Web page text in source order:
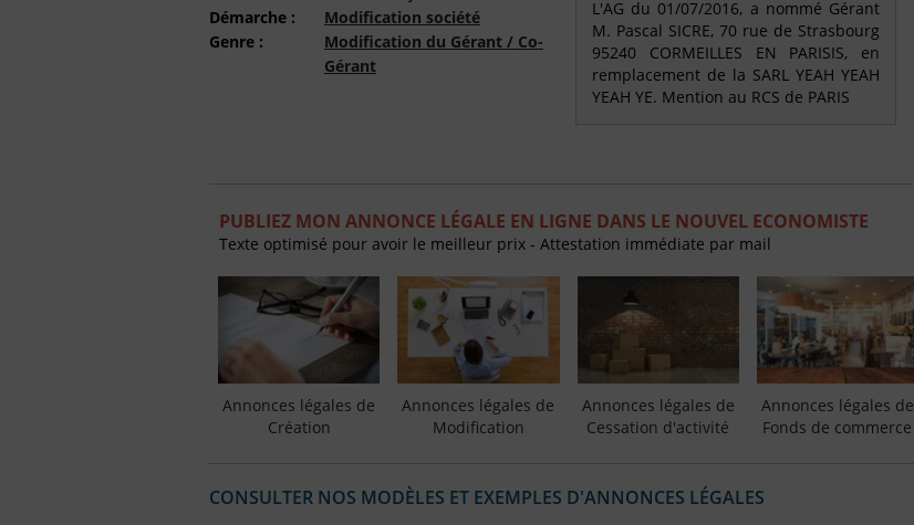
Démarche :
Modification société
Genre :
Modification du Gérant / Co-
Gérant
L'AG du 01/07/2016, a nommé Gérant
M. Pascal SICRE, 70 rue de Strasbourg
95240 CORMEILLES EN PARISIS, en
remplacement de la SARL YEAH YEAH
YEAH YE. Mention au RCS de PARIS
PUBLIEZ MON ANNONCE LÉGALE EN LIGNE DANS LE NOUVEL ECONOMISTE
Texte optimisé pour avoir le meilleur prix - Attestation immédiate par mail
Annonces légales de
Création
Annonces légales de
Modification
Annonces légales de
Cessation d'activité
Annonces légales de
Fonds de commerce
CONSULTER NOS MODÈLES ET EXEMPLES D'ANNONCES LÉGALES